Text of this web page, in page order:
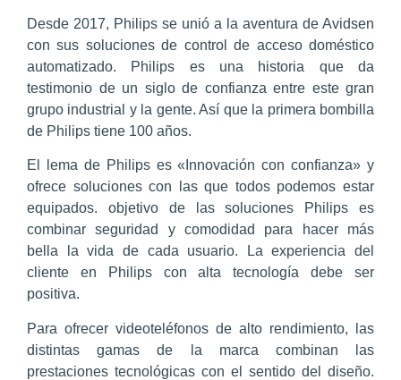
Desde 2017, Philips se unió a la aventura de Avidsen
con sus soluciones de control de acceso doméstico
automatizado. Philips es una historia que da
testimonio de un siglo de confianza entre este gran
grupo industrial y la gente. Así que la primera bombilla
de Philips tiene 100 años.
El lema de Philips es «Innovación con confianza» y
ofrece soluciones con las que todos podemos estar
equipados. objetivo de las soluciones Philips es
combinar seguridad y comodidad para hacer más
bella la vida de cada usuario. La experiencia del
cliente en Philips con alta tecnología debe ser
positiva.
Para ofrecer videoteléfonos de alto rendimiento, las
distintas gamas de la marca combinan las
prestaciones tecnológicas con el sentido del diseño.